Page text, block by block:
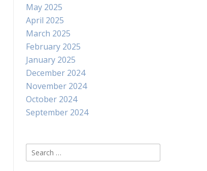
May 2025
April 2025
March 2025
February 2025
January 2025
December 2024
November 2024
October 2024
September 2024
Search
for: